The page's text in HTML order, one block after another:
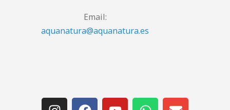
Email:
aquanatura@aquanatura.es